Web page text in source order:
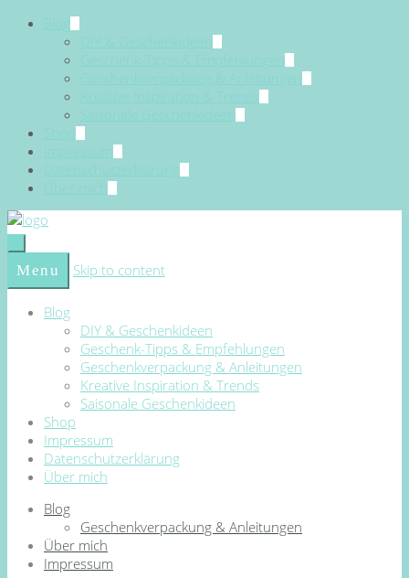
Blog
DIY & Geschenkideen
Geschenk-Tipps & Empfehlungen
Geschenkverpackung & Anleitungen
Kreative Inspiration & Trends
Saisonale Geschenkideen
Shop
Impressum
Datenschutzerklärung
Über mich
Menu Skip to content
Blog
DIY & Geschenkideen
Geschenk-Tipps & Empfehlungen
Geschenkverpackung & Anleitungen
Kreative Inspiration & Trends
Saisonale Geschenkideen
Shop
Impressum
Datenschutzerklärung
Über mich
Blog
Geschenkverpackung & Anleitungen
Über mich
Impressum